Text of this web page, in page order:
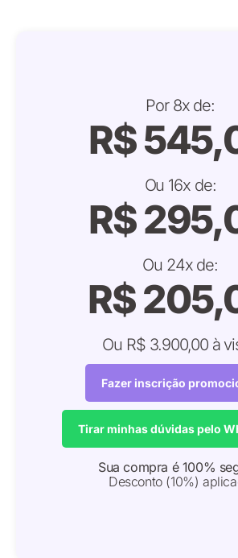
Por 8x de:
R$
Ou 16x de:
R$
Ou 24x de:
R$
Ou R$ 3.900,00 à
Fazer inscrição
Tirar minhas dúvidas pelo
Sua compra é 100%
Desconto (10%)